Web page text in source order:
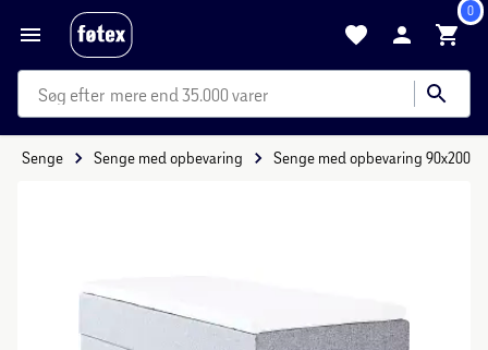
0
mere end 35.000 varer
Senge Senge med opbevaring Senge med opbevaring 90x200